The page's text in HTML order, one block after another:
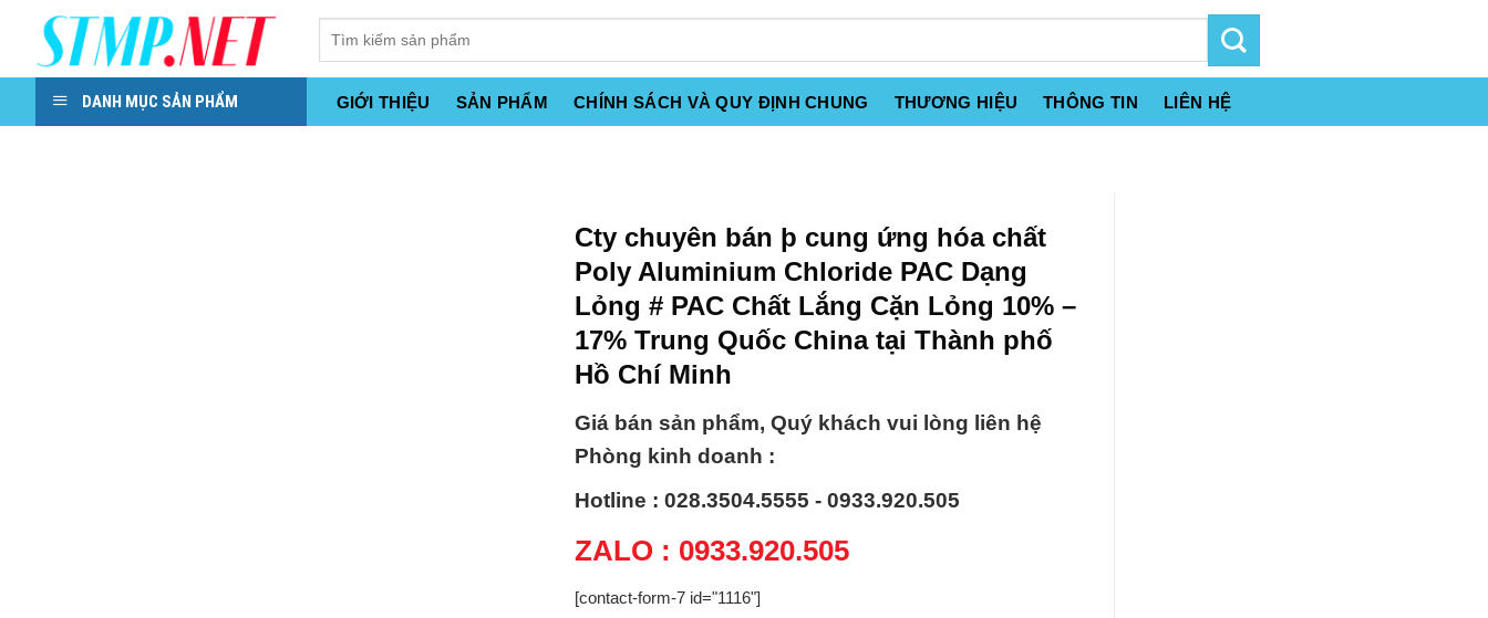
content
DANH MỤC SẢN PHẨM GIỚI THIỆU SẢN PHẨM CHÍNH SÁCH VÀ QUY ĐỊNH CHUNG THƯƠNG HIỆU THÔNG TIN LIÊN HỆ
Cty chuyên bán þ cung ứng hóa chất
Poly Aluminium Chloride PAC Dạng
Lỏng # PAC Chất Lắng Cặn Lỏng 10% –
17% Trung Quốc China tại Thành phố
Hồ Chí Minh
Giá bán sản phẩm, Quý khách vui lòng liên hệ
Phòng kinh doanh :
Hotline : 028.3504.5555 - 0933.920.505
ZALO : 0933.920.505
[contact-form-7 id="1116"]